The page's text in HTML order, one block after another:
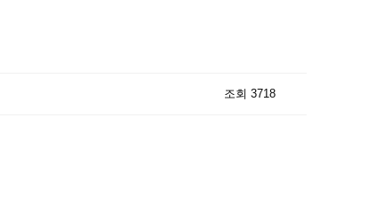
조회 3718